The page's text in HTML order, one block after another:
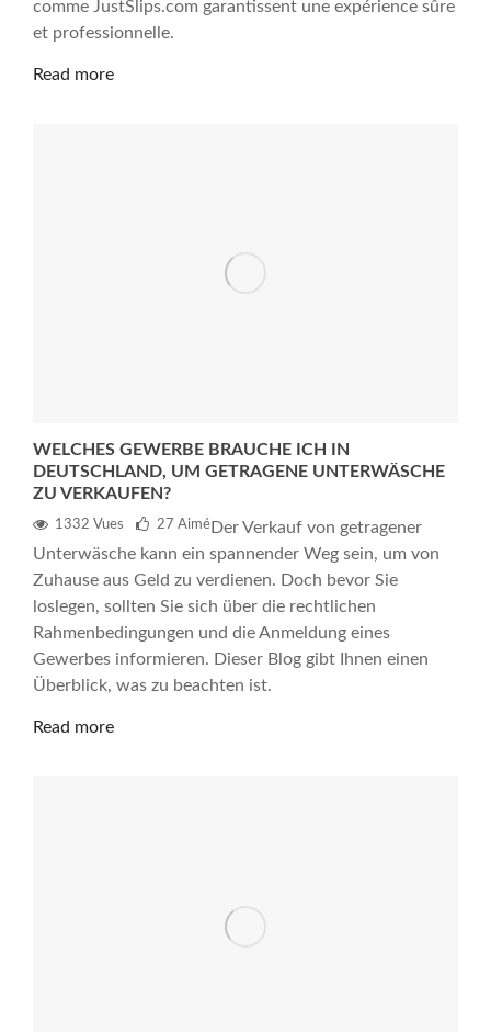
comme JustSlips.com garantissent une expérience sûre
et professionnelle.
Read more
WELCHES GEWERBE BRAUCHE ICH IN
DEUTSCHLAND, UM GETRAGENE UNTERWÄSCHE
ZU VERKAUFEN?
1332 Vues 27 Aimé Der Verkauf von getragener
Unterwäsche kann ein spannender Weg sein, um von
Zuhause aus Geld zu verdienen. Doch bevor Sie
loslegen, sollten Sie sich über die rechtlichen
Rahmenbedingungen und die Anmeldung eines
Gewerbes informieren. Dieser Blog gibt Ihnen einen
Überblick, was zu beachten ist.
Read more